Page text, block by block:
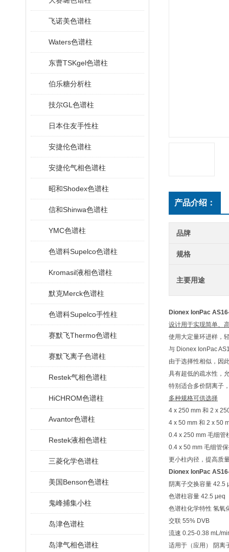
飞诺美色谱柱
Waters色谱柱
东曹TSKgel色谱柱
伯乐糖分析柱
技尔GL色谱柱
日本住友手性柱
安捷伦色谱柱
安捷伦气相色谱柱
昭和Shodex色谱柱
信和Shinwa色谱柱
YMC色谱柱
色谱科Supelco色谱柱
Kromasil液相色谱柱
默克Merck色谱柱
色谱科Supelco手性柱
赛默飞Thermo色谱柱
赛默飞离子色谱柱
Restek气相色谱柱
HiCHROM色谱柱
Avantor色谱柱
Restek液相色谱柱
三菱化学色谱柱
美国Benson色谱柱
鬼峰捕集小柱
岛津色谱柱
岛津气相色谱柱
产品介绍：
品牌
规格
主要用途
Dionex IonPac
设计用于实现简单、
使用大定量环进样，
与 Dionex IonPac
由于选择性相似，因
具有超低的疏水性，
特别适合多价阴离子
多种规格可供选择
4 x 250 mm 和 2 x
4 x 50 mm 和 2 x 50
0.4 x 250 mm 毛细管
0.4 x 50 mm 毛细管
更小柱内径，提高质
Dionex IonPac
阴离子交换容量 42.5
色谱柱容量 42.5 µeq
色谱柱化学特性 氢氧
交联 55% DVB
流速 0.25-0.38 mL/
适用于（应用） 阴离